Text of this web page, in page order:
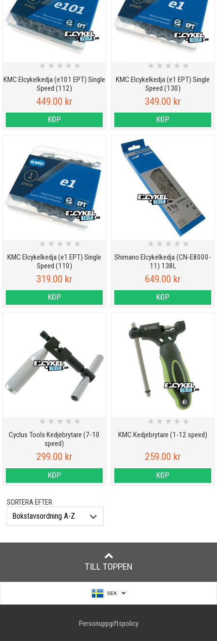
KMC Elcykelkedja (e101 EPT) Single
Speed (112)
★ ★ ★ ★ ★
449.00 kr
KÖP
KMC Elcykelkedja (e1 EPT) Single
Speed (130)
★ ★ ★ ★ ★
349.00 kr
KÖP
KMC Elcykelkedja (e1 EPT) Single
Speed (110)
★ ★ ★ ★ ★
319.00 kr
KÖP
Shimano Elcykelkedja (CN-E8000-
11) 138L
★ ★ ★ ★ ★
649.00 kr
KÖP
Cyclus Tools Kedjebrytare (7-10
speed)
★ ★ ★ ★ ★
299.00 kr
KÖP
KMC Kedjebrytare (1-12 speed)
★ ★ ★ ★ ★
259.00 kr
KÖP
SORTERA EFTER
TILL TOPPEN
SEK
Personuppgiftspolicy